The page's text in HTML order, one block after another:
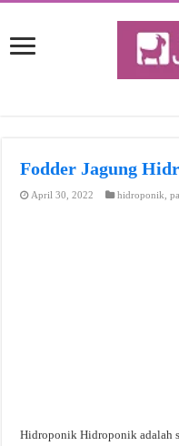
Fodder Jagung
April 30, 2022 hidroponik ,
Hidroponik Hidroponik adalah